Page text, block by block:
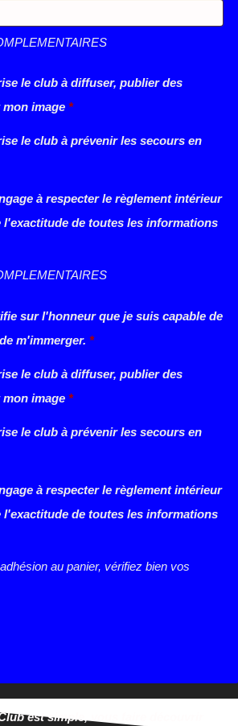
le club à diffuser, publier des
image *
le club à prévenir les secours en
à respecter le règlement intérieur
de toutes les informations
sur l'honneur que je suis capable de
m'immerger. *
le club à diffuser, publier des
image *
le club à prévenir les secours en
à respecter le règlement intérieur
de toutes les informations
au panier, vérifiez bien vos
est simple, vous faire découvrir